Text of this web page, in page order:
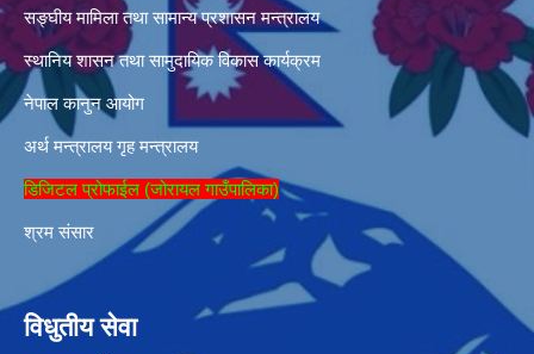
सङ्घीय मामिला तथा सामान्य प्रशासन मन्त्रालय
स्थानिय शासन तथा सामुदायिक विकास कार्यक्रम
नेपाल कानुन आयोग
अर्थ मन्त्रालय गृह मन्त्रालय
डिजिटल प्रोफाईल (जोरायल गाउँपालिका)
श्रम संसार
विधुतीय सेवा